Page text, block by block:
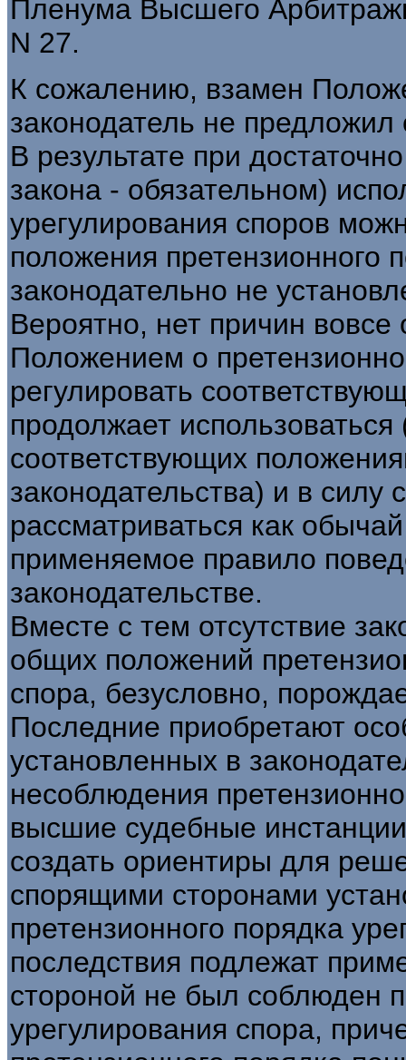
Пленума Высшего
N 27.
К сожалению, взамен
законодатель не предложил
В результате при
закона - обязательном)
урегулирования споров
положения претензионного
законодательно не
Вероятно, нет причин вовсе
Положением о
регулировать
продолжает
соответствующих
законодательства) и в силу
рассматриваться как
применяемое правило
законодательстве.
Вместе с тем отсутствие
общих положений
спора, безусловно,
Последние приобретают
установленных в
несоблюдения
высшие судебные
создать ориентиры для
спорящими сторонами
претензионного порядка
последствия подлежат
стороной не был соблюден
урегулирования спора,